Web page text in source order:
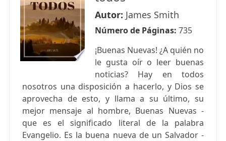
Autor: James Smith
Número de Páginas: 735
¡Buenas Nuevas! ¿A quién no
le gusta oír o leer buenas
noticias? Hay en todos
nosotros una disposición a hacerlo, y Dios se
aprovecha de esto, y llama a su último, su
mejor mensaje al hombre, Buenas Nuevas -
que es el significado literal de la palabra
Evangelio. Es la buena nueva de un Salvador -